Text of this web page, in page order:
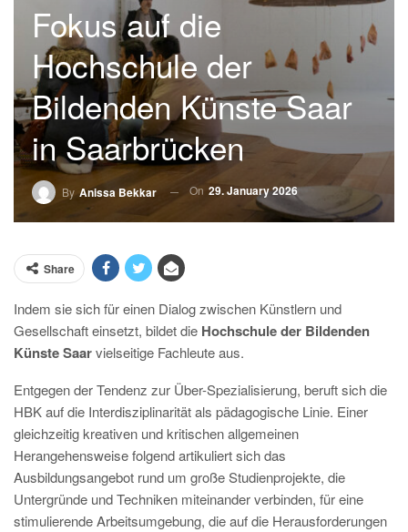
Fokus auf die
Hochschule der
Bildenden Künste Saar
in Saarbrücken
By Anissa Bekkar On 29. January 2026
Share
Indem sie sich für einen Dialog zwischen Künstlern und
Gesellschaft einsetzt, bildet die Hochschule der Bildenden
Künste Saarvielseitige Fachleute aus.
Entgegen der Tendenz zur Über-Spezialisierung, beruft sich die
HBK auf die Interdisziplinarität als pädagogische Linie. Einer
gleichzeitig kreativen und kritischen allgemeinen
Herangehensweise folgend artikuliert sich das
Ausbildungsangebot rund um große Studienprojekte, die
Untergründe und Techniken miteinander verbinden, für eine
stimulierende Arbeitsumgebung, die auf die Herausforderungen